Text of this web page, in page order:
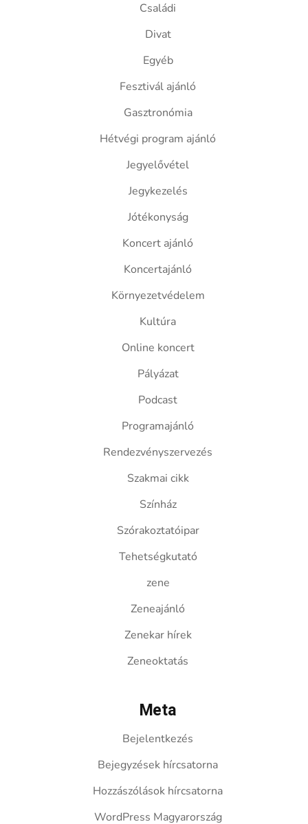
Családi
Divat
Egyéb
Fesztivál ajánló
Gasztronómia
Hétvégi program ajánló
Jegyelővétel
Jegykezelés
Jótékonyság
Koncert ajánló
Koncertajánló
Környezetvédelem
Kultúra
Online koncert
Pályázat
Podcast
Programajánló
Rendezvényszervezés
Szakmai cikk
Színház
Szórakoztatóipar
Tehetségkutató
zene
Zeneajánló
Zenekar hírek
Zeneoktatás
Meta
Bejelentkezés
Bejegyzések hírcsatorna
Hozzászólások hírcsatorna
WordPress Magyarország